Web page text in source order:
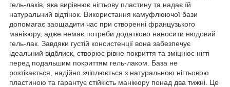
гель-лаків, яка вирівнює нігтьову пластину та надає їй
натуральний відтінок. Використання камуфлюючої бази
допомагає заощадити час при створенні французького
манікюру, адже немає потреби додатково наносити нюдовий
гель-лак. Завдяки густій консистенції вона забезпечує
ідеальний відблиск, створює рівне покриття та зміцнює нігті
перед подальшим покриттям гель-лаком. База не
розтікається, надійно зчіплюється з натуральною нігтьовою
пластиною та гарантує стійкість манікюру понад два тижні. Це